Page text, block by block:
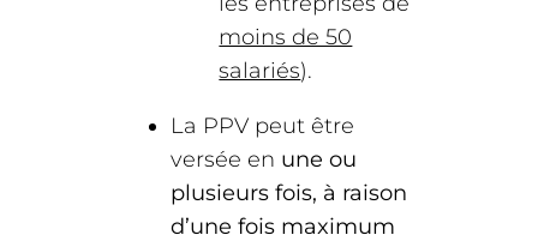
moins de 50
salariés).
La PPV peut être
versée en une ou
plusieurs fois, à raison
d’une fois maximum